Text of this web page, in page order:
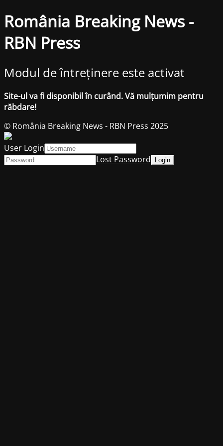
România Breaking News -
RBN Press
Modul de întreținere este activat
Site-ul va fi disponibil în curând. Vă mulțumim pentru
răbdare!
© România Breaking News - RBN Press 2025
User Login
Lost Password